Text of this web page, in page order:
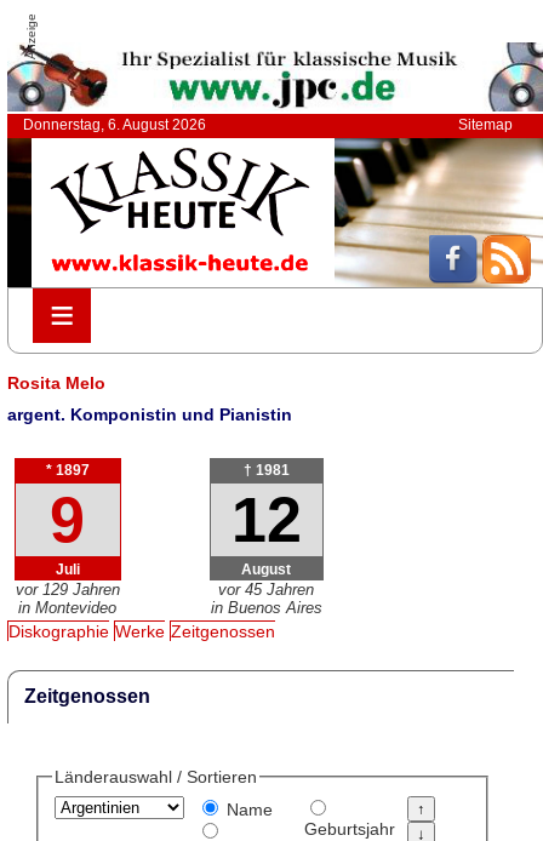
Anzeige
Donnerstag, 6. August 2026 Sitemap
≡
≡
Rosita Melo
argent. Komponistin und Pianistin
* 1897
9
Juli
vor 129 Jahren
in Montevideo
† 1981
12
August
vor 45 Jahren
in Buenos Aires
Diskographie Werke Zeitgenossen
Zeitgenossen
Länderauswahl / Sortieren
Name
Geburtsjahr